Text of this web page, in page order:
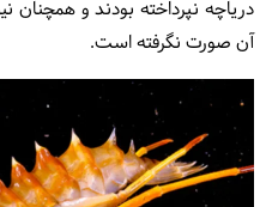
دریاچه نپرداخته بودند و همچنان
آن صورت نگرفته است.